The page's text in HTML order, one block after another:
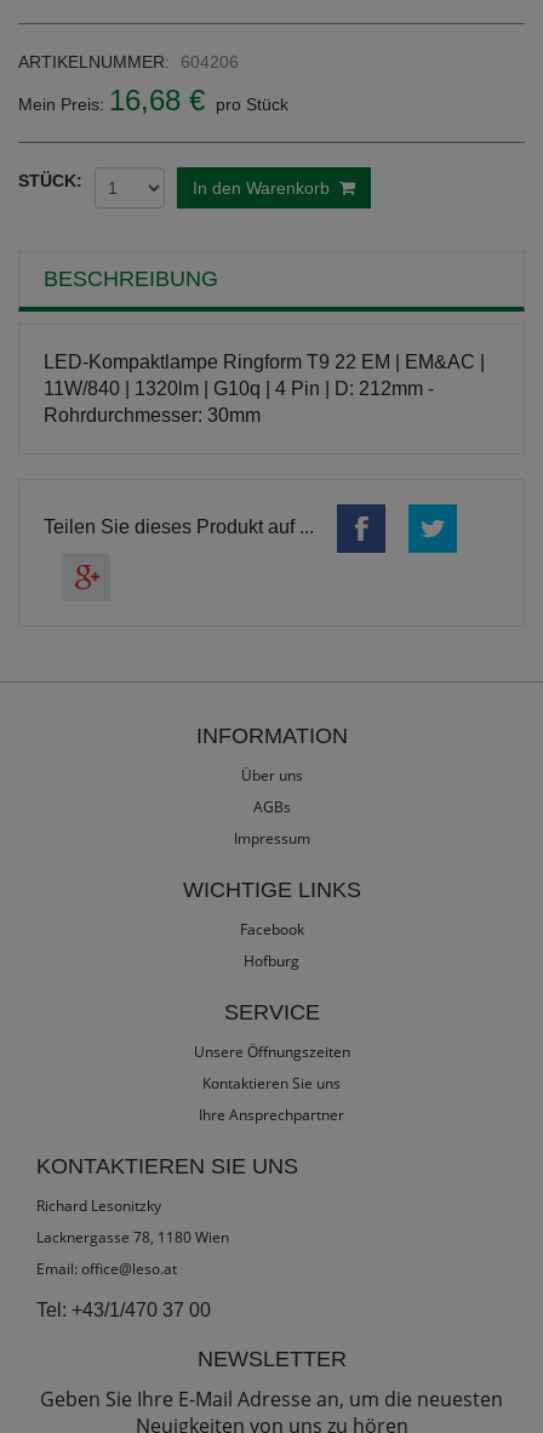
ARTIKELNUMMER: 604206
Mein Preis: 16,68 € pro Stück
STÜCK: In den Warenkorb
BESCHREIBUNG
LED-Kompaktlampe Ringform T9 22 EM | EM&AC |
11W/840 | 1320lm | G10q | 4 Pin | D: 212mm -
Rohrdurchmesser: 30mm
Teilen Sie dieses Produkt auf ...
INFORMATION
Über uns
AGBs
Impressum
WICHTIGE LINKS
Facebook
Hofburg
SERVICE
Unsere Öffnungszeiten
Kontaktieren Sie uns
Ihre Ansprechpartner
KONTAKTIEREN SIE UNS
Richard Lesonitzky
Lacknergasse 78, 1180 Wien
Email: office@leso.at
Tel: +43/1/470 37 00
NEWSLETTER
Geben Sie Ihre E-Mail Adresse an, um die neuesten
Neuigkeiten von uns zu hören